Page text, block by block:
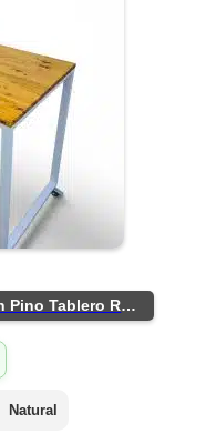
Barra Desayunadora Móvil Con Pino Tablero Rústico
Natural